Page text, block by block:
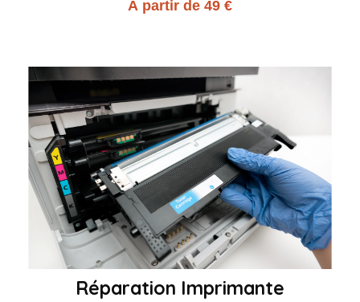
À partir de 49 €
Réparation Imprimante